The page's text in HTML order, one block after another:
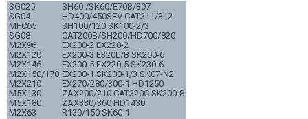
SG025
SH60 /SK60/E70B/307
SG04
HD400/450SEV CAT311/312
MFC65
SH100/120 SK100-2/3
SG08
CAT200B/SH200/HD700/820
M2X96
EX200-2 EX220-2
M2X120
EX200-3 E320L/B SK200-6
M2X146
EX200-5 EX220-5 SK230-6
M2X150/170 EX200-1 SK200-1/3 SK07-N2
M2X210
EX270/280/300-1 HD1250
M5X130
ZAX200/210 CAT320C SK200-8
M5X180
ZAX330/360 HD1430
M2X63
R130/150 SK60-1